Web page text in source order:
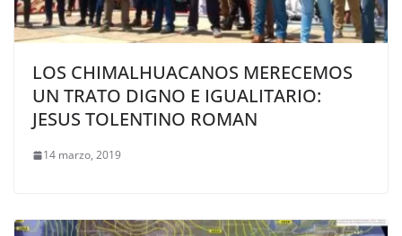
LOS CHIMALHUACANOS MERECEMOS
UN TRATO DIGNO E IGUALITARIO:
JESUS TOLENTINO ROMAN
14 marzo, 2019